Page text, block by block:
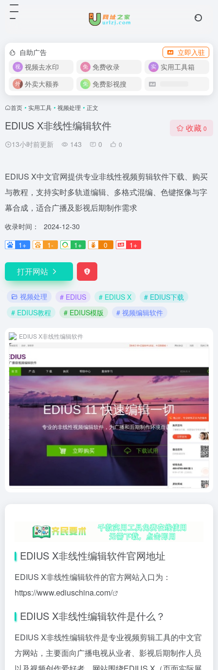
自助广告
立即入驻
视频去水印
免费收录
实用工具箱
外卖大额券
免费影视搜
首页 • 实用工具 • 视频处理 • 正文
EDIUS X非线性编辑软件
13小时前更新 143 0 0
收藏 0
EDIUS X中文官网提供专业非线性视频剪辑软件下载、购买
与教程，支持实时多轨道编辑、多格式混编、色键抠像与字
幕合成，适合广播及影视后期制作需求
收录时间：
2024-12-30
1+
1- 1+ 0 1+
打开网站
视频处理 # EDIUS # EDIUS X
# EDIUS下载
# EDIUS教程
# EDIUS模版 # 视频编辑软件
EDIUS X非线性编辑软件
EDIUS X非线性编辑软件官网地址
EDIUS X非线性编辑软件的官方网站入口为：
https://www.ediuschina.com/
EDIUS X非线性编辑软件是什么？
EDIUS X非线性编辑软件是专业视频剪辑工具的中文官
方网站，主要面向广播电视从业者、影视后期制作人员